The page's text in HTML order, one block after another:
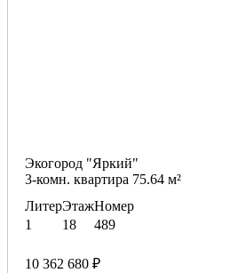
Экогород "Яркий"
3-комн. квартира 75.64 м²
Литер
1
Этаж
18
Номер
489
10 362 680 ₽